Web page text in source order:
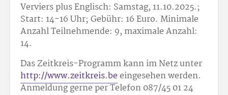
Verviers plus Englisch: Samstag, 11.10.2025.;
Start: 14-16 Uhr; Gebühr: 16 Euro. Minimale
Anzahl Teilnehmende: 9, maximale Anzahl:
14.
Das Zeitkreis-Programm kann im Netz unter
http://www.zeitkreis.beeingesehen werden.
Anmeldung gerne per Telefon 087/45 01 24